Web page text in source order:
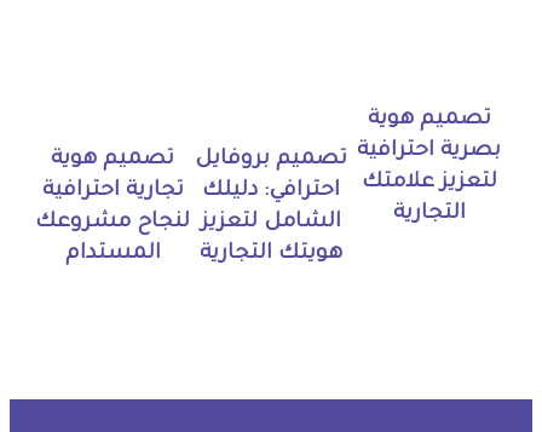
تصميم هوية
بصرية احترافية
لتعزيز علامتك
التجارية
تصميم بروفايل
احترافي: دليلك
الشامل لتعزيز
هويتك التجارية
تصميم هوية
تجارية احترافية
لنجاح مشروعك
المستدام